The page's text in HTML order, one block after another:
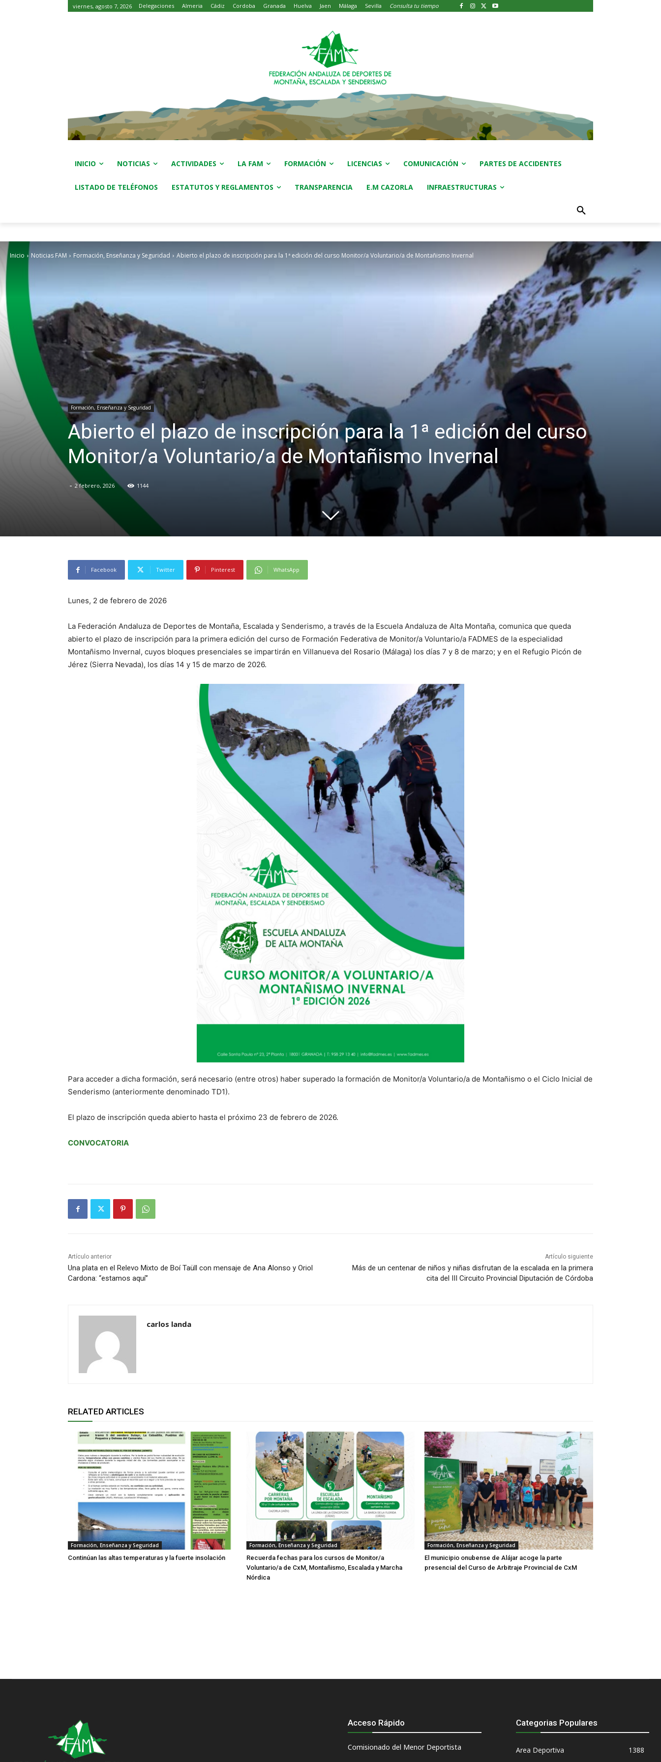
viernes, agosto 7, 2026 Delegaciones Almeria Cádiz Cordoba Granada Huelva Jaen Málaga Sevilla Consulta tu tiempo
INICIO NOTICIAS ACTIVIDADES LA FAM FORMACIÓN LICENCIAS COMUNICACIÓN PARTES DE ACCIDENTES
LISTADO DE TELÉFONOS ESTATUTOS Y REGLAMENTOS TRANSPARENCIA E.M CAZORLA INFRAESTRUCTURAS
Inicio Noticias FAM Formación, Enseñanza y Seguridad Abierto el plazo de inscripción para la 1ª edición del curso Monitor/a Voluntario/a de Montañismo Invernal
Formación, Enseñanza y Seguridad
Abierto el plazo de inscripción para la 1ª edición del curso
Monitor/a Voluntario/a de Montañismo Invernal
- 2 febrero, 2026 1144
Facebook Twitter Pinterest WhatsApp
Lunes, 2 de febrero de 2026
La Federación Andaluza de Deportes de Montaña, Escalada y Senderismo, a través de la Escuela Andaluza de Alta Montaña, comunica que queda
abierto el plazo de inscripción para la primera edición del curso de Formación Federativa de Monitor/a Voluntario/a FADMES de la especialidad
Montañismo Invernal, cuyos bloques presenciales se impartirán en Villanueva del Rosario (Málaga) los días 7 y 8 de marzo; y en el Refugio Picón de
Jérez (Sierra Nevada), los días 14 y 15 de marzo de 2026.
Para acceder a dicha formación, será necesario (entre otros) haber superado la formación de Monitor/a Voluntario/a de Montañismo o el Ciclo Inicial de
Senderismo (anteriormente denominado TD1).
El plazo de inscripción queda abierto hasta el próximo 23 de febrero de 2026.
CONVOCATORIA
Artículo anterior
Una plata en el Relevo Mixto de Boí Taüll con mensaje de Ana Alonso y Oriol
Cardona: “estamos aquí”
Artículo siguiente
Más de un centenar de niños y niñas disfrutan de la escalada en la primera
cita del III Circuito Provincial Diputación de Córdoba
carlos landa
RELATED ARTICLES
Formación, Enseñanza y Seguridad
Continúan las altas temperaturas y la fuerte insolación
Formación, Enseñanza y Seguridad
Recuerda fechas para los cursos de Monitor/a
Voluntario/a de CxM, Montañismo, Escalada y Marcha
Nórdica
Formación, Enseñanza y Seguridad
El municipio onubense de Alájar acoge la parte
presencial del Curso de Arbitraje Provincial de CxM
Acceso Rápido
Comisionado del Menor Deportista
Categorias Populares
Area Deportiva
1388